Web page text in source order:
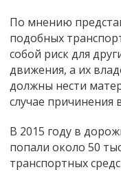
По мнению
подобных
собой риск для
движения, а их
должны нести
случае причинения
В 2015 году в
попали около 50
транспортных